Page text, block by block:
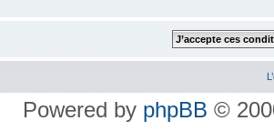
Powered by phpBB ©